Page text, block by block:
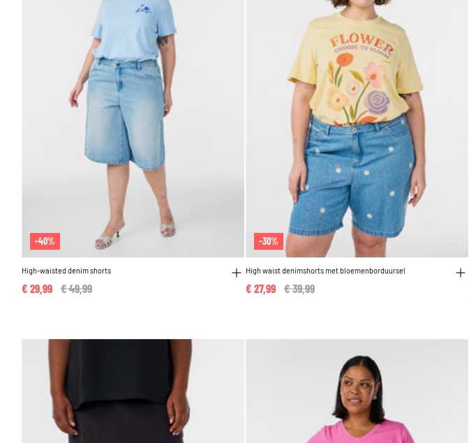
-40%
High-waisted denim shorts
Price reduced from
€ 49,99
€ 29,99
-30%
High waist denimshorts met bloemenborduursel
Price reduced from
€ 39,99
€ 27,99